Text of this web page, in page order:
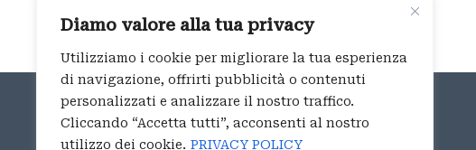
Diamo valore alla tua privacy
Utilizziamo i cookie per migliorare la tua esperienza
di navigazione, offrirti pubblicità o contenuti
personalizzati e analizzare il nostro traffico.
Cliccando “Accetta tutti”, acconsenti al nostro
utilizzo dei cookie. PRIVACY POLICY
UFFICIO DI ROMA
Piazza Navona 114